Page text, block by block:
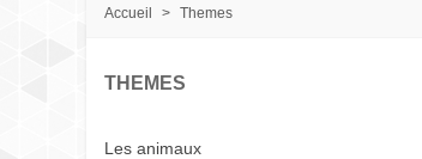
Accueil > Themes
THEMES
Les animaux